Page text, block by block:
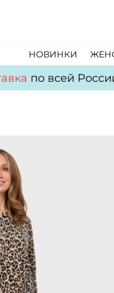
НОВИНКИ
по всей России